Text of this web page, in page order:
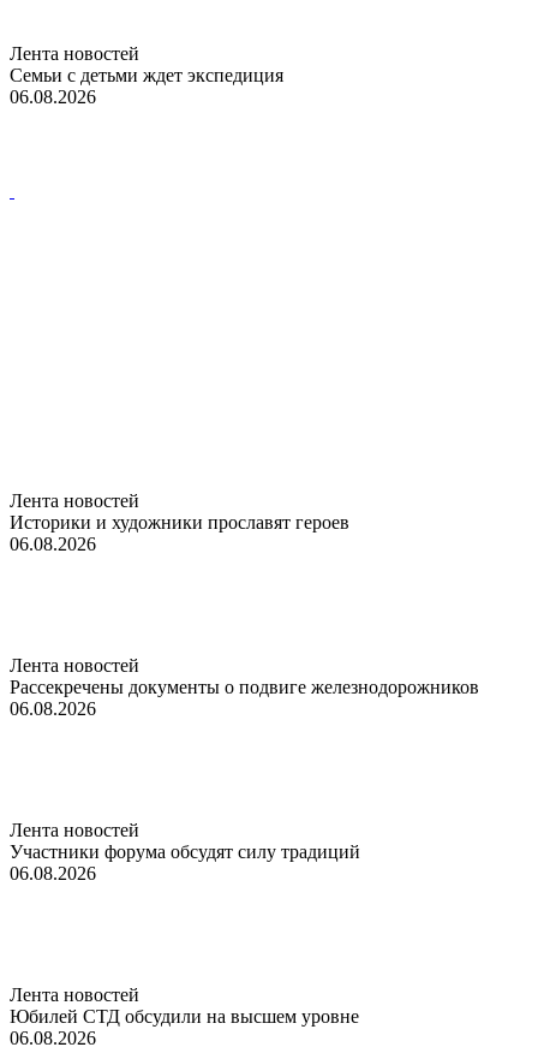
Лента новостей
Семьи с детьми ждет экспедиция
06.08.2026
Лента новостей
Историки и художники прославят героев
06.08.2026
Лента новостей
Рассекречены документы о подвиге железнодорожников
06.08.2026
Лента новостей
Участники форума обсудят силу традиций
06.08.2026
Лента новостей
Юбилей СТД обсудили на высшем уровне
06.08.2026